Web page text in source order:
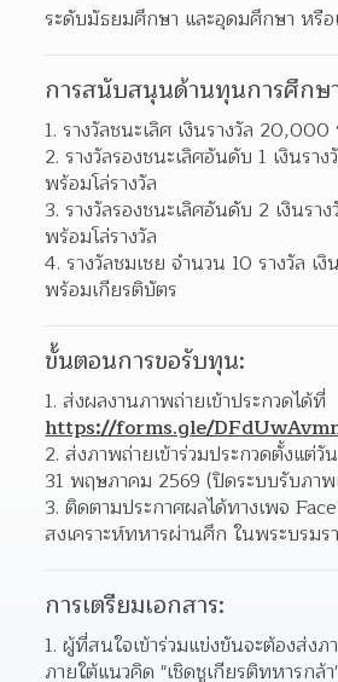
ระดับมัธยมศึกษา และอุดมศึกษา หรือ
การสนับสนุนด้านทุนการศึกษ
รางวัลชนะเลิศ เงินรางวัล
รางวัลรองชนะเลิศอันดับ 1 เงินรา
พร้อมโล่รางวัล
รางวัลรองชนะเลิศอันดับ 2 เงินร
พร้อมโล่รางวัล
รางวัลชมเชย จำนวน 10 รางวัล เ
พร้อมเกียรติบัตร
ขั้นตอนการขอรับทุน:
https://forms.gle/
ส่งภาพถ่ายเข้าร่วมประกวดตั้งแต่
31 พฤษภาคม 2569 (ปิดระบบรับภาพ
ติดตามประกาศผลได้ทางเพจ
สงเคราะห์ทหารผ่านศึก ในพระบรม
การเตรียมเอกสาร:
ผู้ที่สนใจเข้าร่วมแข่งขันจะต้องส่งภ
ภายใต้แนวคิด "เชิดชูเกียรติทหารกล้